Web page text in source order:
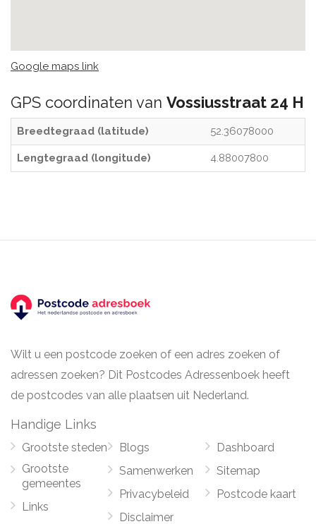
Google maps link
GPS coordinaten van Vossiusstraat 24 H
Breedtegraad (latitude) 52.36078000
Lengtegraad (longitude) 4.88007800
Wilt u een postcode zoeken of een adres zoeken of
adressen zoeken? Dit Postcodes Adressenboek heeft
de postcodes van alle plaatsen uit Nederland.
Handige Links
Grootste steden
Grootste
gemeentes
Links
Blogs
Samenwerken
Privacybeleid
Disclaimer
Dashboard
Sitemap
Postcode kaart